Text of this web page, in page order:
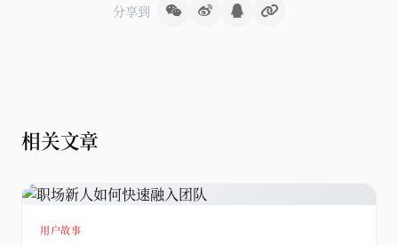
分享到
相关文章
用户故事